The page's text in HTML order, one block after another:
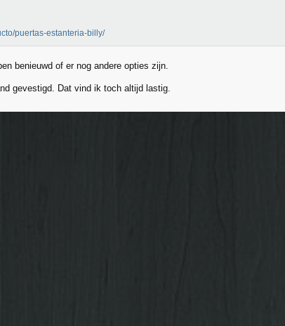
puertas-estanteria-billy/
benieuwd of er nog andere opties zijn.
gevestigd. Dat vind ik toch altijd lastig.